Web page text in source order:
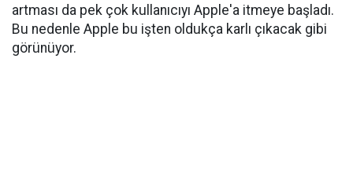
artması da pek çok kullanıcıyı Apple'a itmeye başladı.
Bu nedenle Apple bu işten oldukça karlı çıkacak gibi
görünüyor.